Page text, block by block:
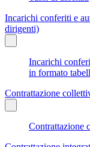
Incarichi conferiti e
dirigenti)
Incarichi
in formato
Contrattazione
Contrattazione